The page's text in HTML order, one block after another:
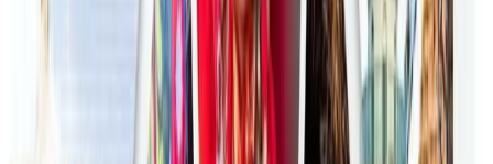
फिफा विश्वकपमा अस्ट्रेलियाको टोलीका लागि
रणनीति बनाउने नेपाली युवा
२०२६ जुलाई २३